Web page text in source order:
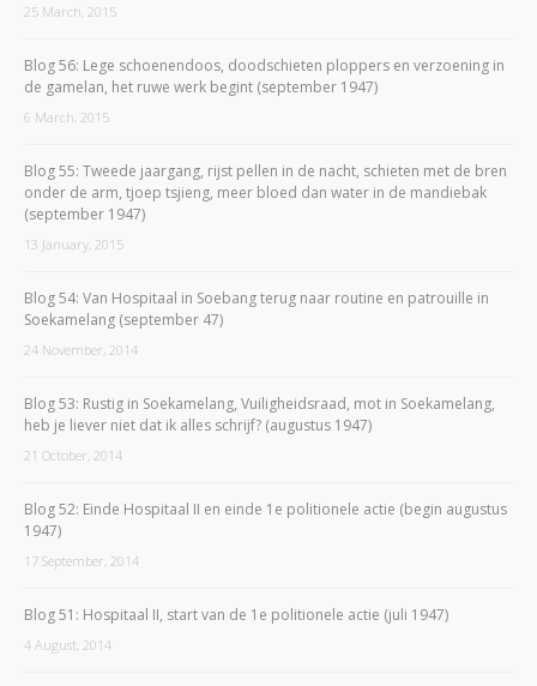
25 March, 2015
Blog 56: Lege schoenendoos, doodschieten ploppers en verzoening in
de gamelan, het ruwe werk begint (september 1947)
6 March, 2015
Blog 55: Tweede jaargang, rijst pellen in de nacht, schieten met de bren
onder de arm, tjoep tsjieng, meer bloed dan water in de mandiebak
(september 1947)
13 January, 2015
Blog 54: Van Hospitaal in Soebang terug naar routine en patrouille in
Soekamelang (september 47)
24 November, 2014
Blog 53: Rustig in Soekamelang, Vuiligheidsraad, mot in Soekamelang,
heb je liever niet dat ik alles schrijf? (augustus 1947)
21 October, 2014
Blog 52: Einde Hospitaal II en einde 1e politionele actie (begin augustus
1947)
17 September, 2014
Blog 51: Hospitaal II, start van de 1e politionele actie (juli 1947)
4 August, 2014